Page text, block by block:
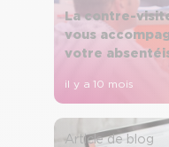
La contre-
vous
votre
il y a 10 mois
Article de blog